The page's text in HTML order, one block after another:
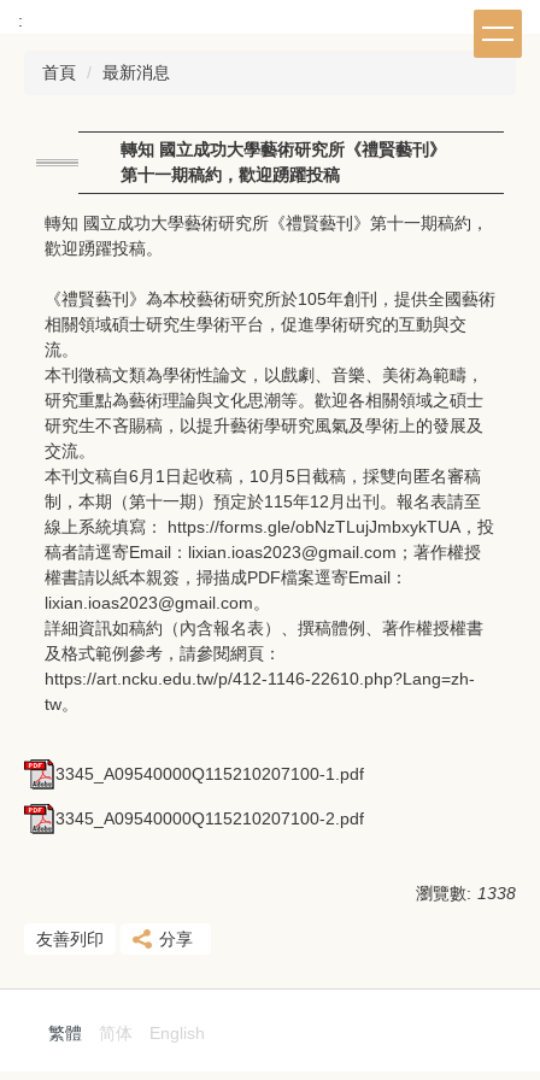
跳:
首頁 最新消息
轉知 國立成功大學藝術研究所《禮賢藝刊》
第十一期稿約，歡迎踴躍投稿
轉知 國立成功大學藝術研究所《禮賢藝刊》第十一期稿約，
歡迎踴躍投稿。
《禮賢藝刊》為本校藝術研究所於105年創刊，提供全國藝術
相關領域碩士研究生學術平台，促進學術研究的互動與交
流。
本刊徵稿文類為學術性論文，以戲劇、音樂、美術為範疇，
研究重點為藝術理論與文化思潮等。歡迎各相關領域之碩士
研究生不吝賜稿，以提升藝術學研究風氣及學術上的發展及
交流。
本刊文稿自6月1日起收稿，10月5日截稿，採雙向匿名審稿
制，本期（第十一期）預定於115年12月出刊。報名表請至
線上系統填寫： https://forms.gle/obNzTLujJmbxykTUA，投
稿者請逕寄Email：lixian.ioas2023@gmail.com；著作權授
權書請以紙本親簽，掃描成PDF檔案逕寄Email：
lixian.ioas2023@gmail.com。
詳細資訊如稿約（內含報名表）、撰稿體例、著作權授權書
及格式範例參考，請參閱網頁：
https://art.ncku.edu.tw/p/412-1146-22610.php?Lang=zh-
tw。
3345_A09540000Q115210207100-1.pdf
3345_A09540000Q115210207100-2.pdf
瀏覽數: 1338
友善列印 分享
繁體 简体 English